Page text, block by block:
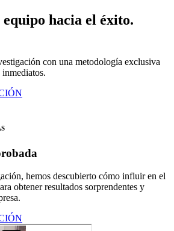
hacia el éxito.
con una metodología exclusiva
inmediatos.
hemos descubierto cómo influir en el
obtener resultados sorprendentes y